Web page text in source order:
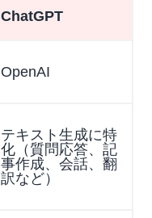
ChatGPT
OpenAI
テキスト生成に特
化（質問応答、記
事作成、会話、翻
訳など）